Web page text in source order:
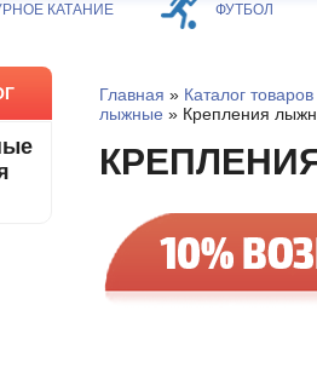
КАТАНИЕ ФУТБОЛ
Главная » Каталог товаров
лыжные » Крепления